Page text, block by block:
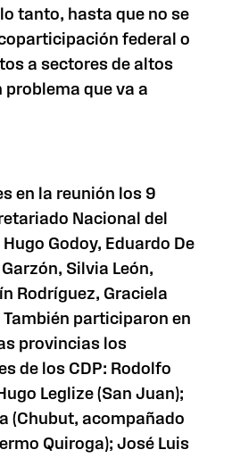
tanto, hasta que no se
federal o
a sectores de altos
problema que va a
en la reunión los 9
Nacional del
Godoy, Eduardo De
Silvia León,
Rodríguez, Graciela
También participaron en
provincias los
de los CDP: Rodolfo
Leglize (San Juan);
(Chubut, acompañado
Quiroga); José Luis